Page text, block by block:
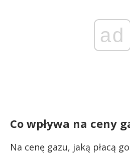
ad
Co wpływa na ceny
Na cenę gazu, jaką płacą